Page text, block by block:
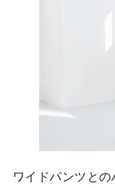
ワイドパンツと